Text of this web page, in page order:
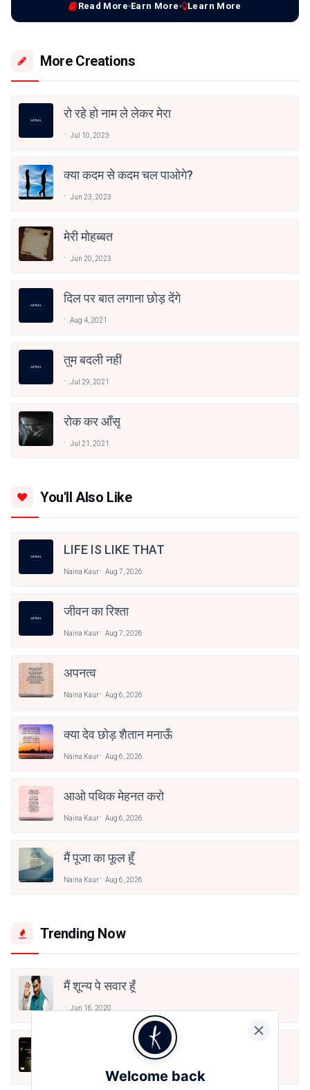
Read More Earn More Learn More
More Creations
रो रहे हो नाम ले लेकर मेरा
Jul 10, 2023
क्या कदम से कदम चल पाओगे?
Jun 23, 2023
मेरी मोहब्बत
Jun 20, 2023
दिल पर बात लगाना छोड़ देंगे
Aug 4, 2021
तुम बदली नहीं
Jul 29, 2021
रोक कर आँसू
Jul 21, 2021
You'll Also Like
LIFE IS LIKE THAT
Naina Kaur Aug 7, 2026
जीवन का रिश्ता
Naina Kaur Aug 7, 2026
अपनत्व
Naina Kaur Aug 6, 2026
क्या देव छोड़ शैतान मनाऊँ
Naina Kaur Aug 6, 2026
आओ पथिक मेहनत करो
Naina Kaur Aug 6, 2026
मैं पूजा का फूल हूँ
Naina Kaur Aug 6, 2026
Trending Now
मैं शून्य पे सवार हूँ
Jun 16, 2020
अंतिम ऊँचाई - कुँवर नारायण | Stay Home
Stay Safe | TVF's Aspirants
May 8, 2021Welcome back